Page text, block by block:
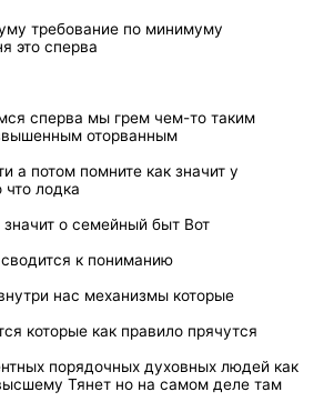
требование по минимуму
это сперва
сперва мы грем чем-то таким
оторванным
а потом помните как значит у
что лодка
о семейный быт Вот
сводится к пониманию
нас механизмы которые
которые как правило прячутся
порядочных духовных людей как
Тянет но на самом деле там